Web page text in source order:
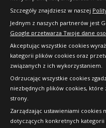
Szczegóły znajdziesz w naszej
Jednym z naszych partnerów jest
Google przetwarza Twoje dane
Akceptując wszystkie cookies
kategorii plików cookies oraz
związanych z ich wykorzystaniem.
Odrzucając wszystkie cookies
niezbędnych plików cookies, które
strony.
Zarządzając ustawieniami
dotyczących konkretnych
Copyright © 2010-
prawa